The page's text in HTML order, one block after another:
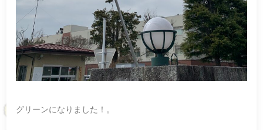
グリーンになりました！。